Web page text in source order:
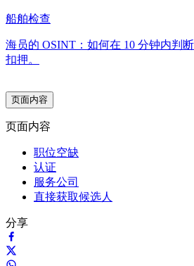
船舶检查
海员的 OSINT：如何在 10 分钟内判
扣押。
页面内容
页面内容
职位空缺
认证
服务公司
直接获取候选人
分享